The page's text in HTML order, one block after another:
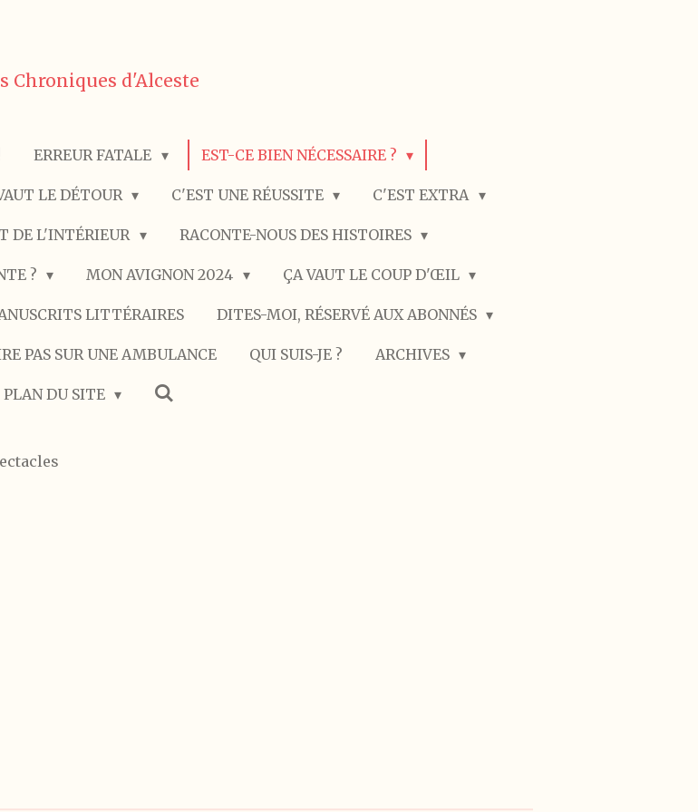
Chroniques d'Alceste
ERREUR FATALE EST-CE BIEN NÉCESSAIRE ?
LE DÉTOUR C'EST UNE RÉUSSITE C'EST EXTRA
DE L'INTÉRIEUR RACONTE-NOUS DES HISTOIRES
? MON AVIGNON 2024 ÇA VAUT LE COUP D'ŒIL
LITTÉRAIRES DITES-MOI, RÉSERVÉ AUX ABONNÉS
PAS SUR UNE AMBULANCE QUI SUIS-JE ? ARCHIVES
PLAN DU SITE